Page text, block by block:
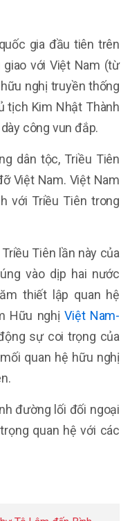
gia đầu tiên trên
với Việt Nam (từ
nghị truyền thống
tịch Kim Nhật Thành
công vun đắp.
dân tộc, Triều Tiên
Việt Nam. Việt Nam
với Triều Tiên trong
Tiên lần này của
vào dịp hai nước
thiết lập quan hệ
Hữu nghịViệt Nam-
sự coi trọng của
quan hệ hữu nghị
đường lối đối ngoại
quan hệ với các